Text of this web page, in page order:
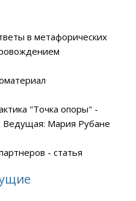
в метафорических
"Точка опоры" -
Ведущая: Мария Рубане
- статья